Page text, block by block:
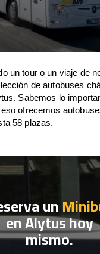
un tour o un viaje de
de autobuses
Sabemos lo
ofrecemos
58 plazas.
un
en Alytus hoy
mismo.